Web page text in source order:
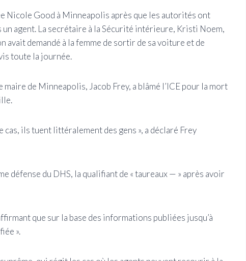
Nicole Good à Minneapolis après que les autorités ont
agent. La secrétaire à la Sécurité intérieure, Kristi Noem,
avait demandé à la femme de sortir de sa voiture et de
toute la journée.
de Minneapolis, Jacob Frey, a blâmé l’ICE pour la mort
cas, ils tuent littéralement des gens », a déclaré Frey
défense du DHS, la qualifiant de « taureaux — » après avoir
que sur la base des informations publiées jusqu’à
».